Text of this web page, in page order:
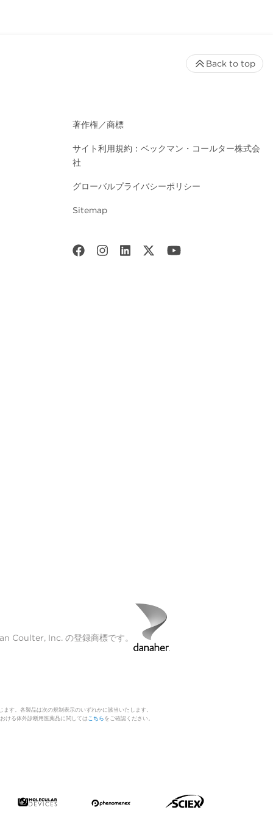
著作権／商標
サイト利用規約：ベックマン・コールター株式会
社
グローバルプライバシーポリシー
Sitemap
Back to top
Coulter, Inc. の登録商標です。
す。各製品は次の規制表示のいずれかに該当いたします。
る体外診断用医薬品に関しては こちらをご確認ください。